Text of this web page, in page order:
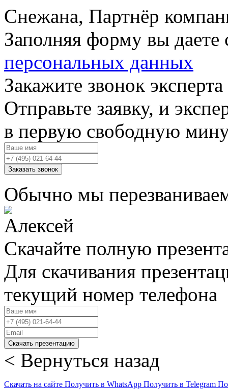
Снежана, Партнёр
Заполняя форму вы даете
персональных данных
Закажите звонок эксперта
Отправьте заявку, и
в первую свободную
Заказать звонок
Обычно мы
Скачайте полную
Для скачивания
текущий номер телефона
Скачать презентацию
< Вернуться назад
Скачать на сайте Получить в WhatsApp Получить в Telegram